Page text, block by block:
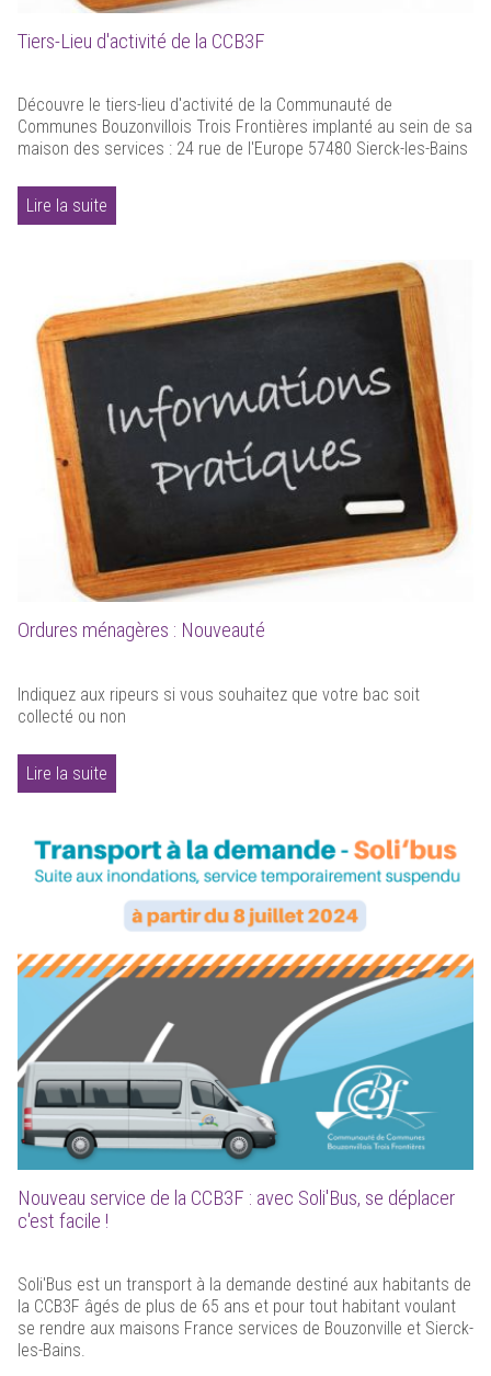
Tiers-Lieu d'activité de la CCB3F
Découvre le tiers-lieu d'activité de la Communauté de
Communes Bouzonvillois Trois Frontières implanté au sein de sa
maison des services : 24 rue de l'Europe 57480 Sierck-les-Bains
Lire la suite
Ordures ménagères : Nouveauté
Indiquez aux ripeurs si vous souhaitez que votre bac soit
collecté ou non
Lire la suite
Nouveau service de la CCB3F : avec Soli'Bus, se déplacer
c'est facile !
Soli'Bus est un transport à la demande destiné aux habitants de
la CCB3F âgés de plus de 65 ans et pour tout habitant voulant
se rendre aux maisons France services de Bouzonville et Sierck-
les-Bains.